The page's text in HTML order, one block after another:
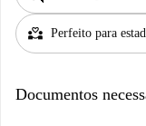
partner_heart Perfeito para
Documentos